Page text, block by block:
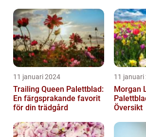
11 januari 2024
Trailing Queen Palettblad:
En färgsprakande favorit
för din trädgård
11 januari
Morgan
Översikt